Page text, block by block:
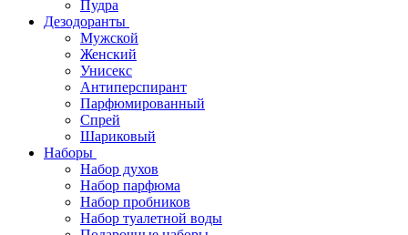
Пудра
Дезодоранты
Мужской
Женский
Унисекс
Антиперспирант
Парфюмированный
Спрей
Шариковый
Наборы
Набор духов
Набор парфюма
Набор пробников
Набор туалетной воды